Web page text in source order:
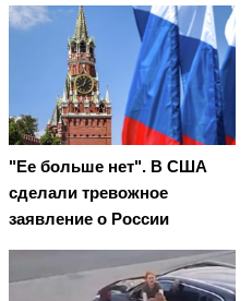
"Ее больше нет". В США
сделали тревожное
заявление о России